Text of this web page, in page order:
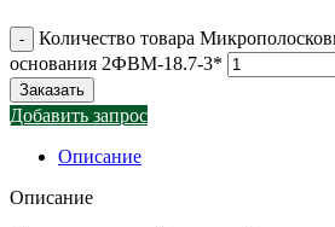
Количество товара
основания 2ФВМ-18.7-3*
Заказать
Добавить запрос
Описание
Описание